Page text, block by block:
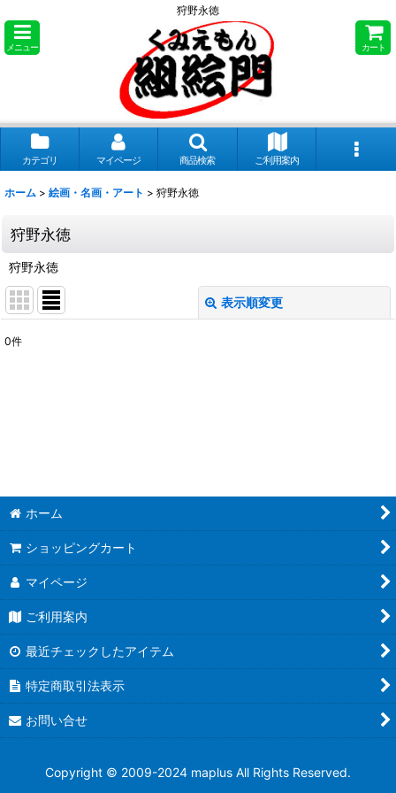
狩野永徳
メニュー カート
カテゴリ マイページ 商品検索 ご利用案内
ホーム > 絵画・名画・アート > 狩野永徳
狩野永徳
狩野永徳
表示順変更
0件
ホーム
ショッピングカート
マイページ
ご利用案内
最近チェックしたアイテム
特定商取引法表示
お問い合せ
Copyright © 2009-2024 maplus All Rights Reserved.